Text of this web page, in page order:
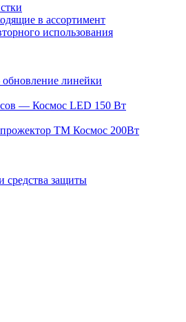
в ассортимент
использования
линейки
— Космос LED 150 Вт
ТМ Космос 200Вт
защиты